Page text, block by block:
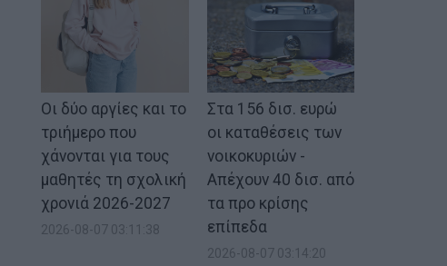
Οι δύο αργίες και το
τριήμερο που
χάνονται για τους
μαθητές τη σχολική
χρονιά 2026-2027
2026-08-07 03:11:38
Στα 156 δισ. ευρώ
οι καταθέσεις των
νοικοκυριών -
Απέχουν 40 δισ. από
τα προ κρίσης
επίπεδα
2026-08-07 03:14:20